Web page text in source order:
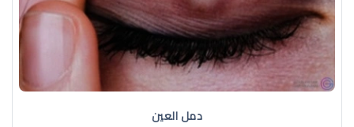
دمل العين